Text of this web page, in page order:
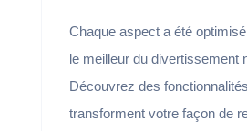
Chaque aspect a été
le meilleur du divertissement
Découvrez des
transforment votre façon de